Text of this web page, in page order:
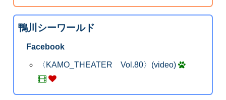
鴨川シーワールド
Facebook
〈KAMO_THEATER Vol.80〉(video)